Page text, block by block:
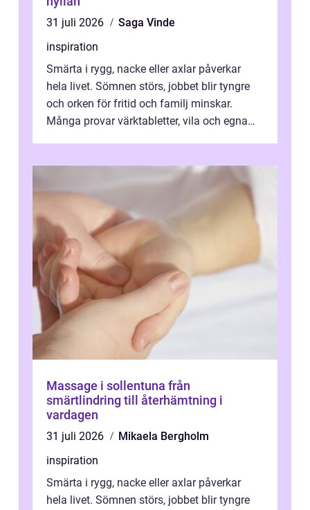
31 juli 2026
Saga Vinde
inspiration
Smärta i rygg, nacke eller axlar påverkar
hela livet. Sömnen störs, jobbet blir tyngre
och orken för fritid och familj minskar.
Många provar värktabletter, vila och egna
Massage i sollentuna från
smärtlindring till återhämtning i
vardagen
31 juli 2026
Mikaela Bergholm
inspiration
Smärta i rygg, nacke eller axlar påverkar
hela livet. Sömnen störs, jobbet blir tyngre